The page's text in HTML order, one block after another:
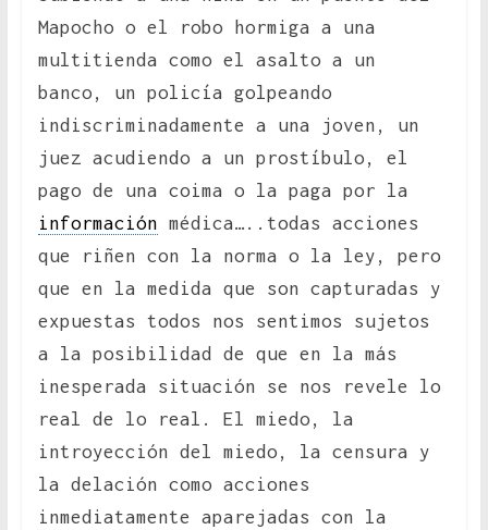
Mapocho o el robo hormiga a una
multitienda como el asalto a un
banco, un policía golpeando
indiscriminadamente a una joven, un
juez acudiendo a un prostíbulo, el
pago de una coima o la paga por la
información médica…..todas acciones
que riñen con la norma o la ley, pero
que en la medida que son capturadas y
expuestas todos nos sentimos sujetos
a la posibilidad de que en la más
inesperada situación se nos revele lo
real de lo real. El miedo, la
introyección del miedo, la censura y
la delación como acciones
inmediatamente aparejadas con la